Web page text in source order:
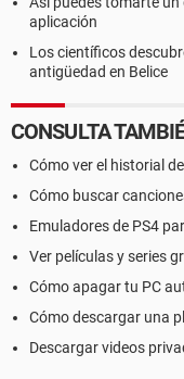
aplicación
Los científicos
antigüedad en Belice
CONSULTA
Cómo ver el historial
Cómo buscar
Emuladores de PS4
Ver películas y series
Cómo apagar tu PC
Cómo descargar una
Descargar videos